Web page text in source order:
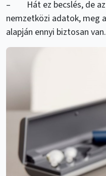
– Hát ez becslés, de
nemzetközi adatok, meg
alapján ennyi biztosan van.